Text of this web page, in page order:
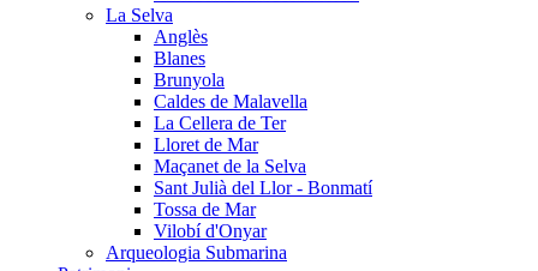
La Selva
Anglès
Blanes
Brunyola
Caldes de Malavella
La Cellera de Ter
Lloret de Mar
Maçanet de la Selva
Sant Julià del Llor - Bonmatí
Tossa de Mar
Vilobí d'Onyar
Arqueologia Submarina